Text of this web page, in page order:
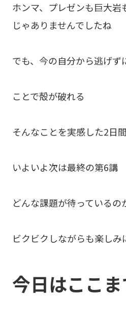
ホンマ、プレゼンも巨大岩
じゃありませんでしたね
でも、今の自分から逃げず
ことで殻が破れる
そんなことを実感した2日
いよいよ次は最終の第6講
どんな課題が待っている
ビクビクしながらも楽し
今日はここ